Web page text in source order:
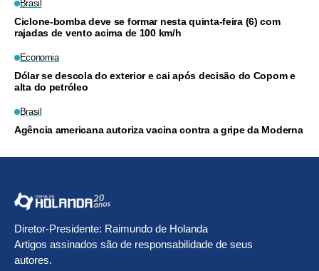
Brasil
Ciclone-bomba deve se formar nesta quinta-feira (6) com
rajadas de vento acima de 100 km/h
Economia
Dólar se descola do exterior e cai após decisão do Copom e
alta do petróleo
Brasil
Agência americana autoriza vacina contra a gripe da Moderna
Diretor-Presidente: Raimundo de Holanda
Artigos assinados são de responsabilidade de seus
autores.